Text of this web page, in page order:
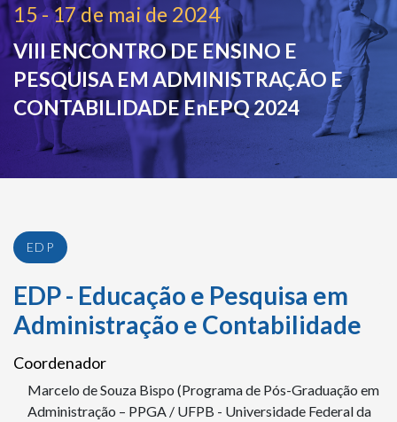
15 - 17 de mai de 2024
VIII ENCONTRO DE ENSINO E
PESQUISA EM ADMINISTRAÇÃO E
CONTABILIDADEEnEPQ 2024
EDP
EDP - Educação e Pesquisa em
Administração e Contabilidade
Coordenador
Marcelo de Souza Bispo (Programa de Pós-Graduação em
Administração – PPGA / UFPB - Universidade Federal da